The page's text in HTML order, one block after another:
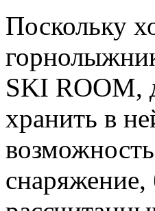
Поскольку
SKI ROOM,
хранить в